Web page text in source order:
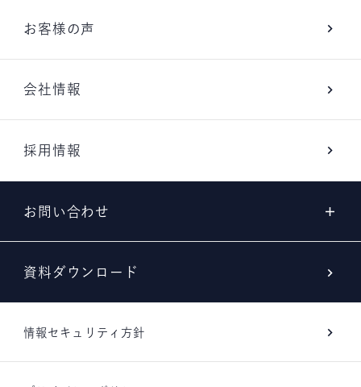
お客様の声
会社情報
採用情報
お問い合わせ
資料ダウンロード
情報セキュリティ方針